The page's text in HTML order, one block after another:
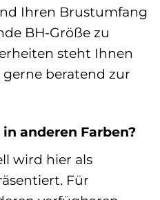
Ihren Brustumfang
BH-Größe zu
steht Ihnen
beratend zur
anderen Farben?
wird hier als
Für